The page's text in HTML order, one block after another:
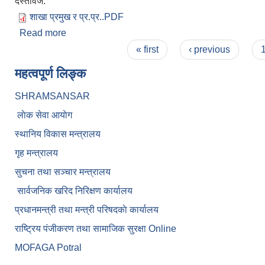
शाखा प्रमुख र प्र.प्र..PDF
Read more
« first ‹ previous 1
महत्वपूर्ण लिङ्क
SHRAMSANSAR
लाेक सेवा आयाेग
स्थानिय विकास मन्त्रालय
गृह मन्त्रालय
सुचना तथा सञ्चार मन्त्रालय
सार्वजनिक खरिद निरिक्षण कार्यालय
प्रधानमन्त्री तथा मन्त्री परिषदकाे कार्यालय
राष्ट्रिय पंजीकरण तथा सामाजिक सुरक्षा Online
MOFAGA Potral